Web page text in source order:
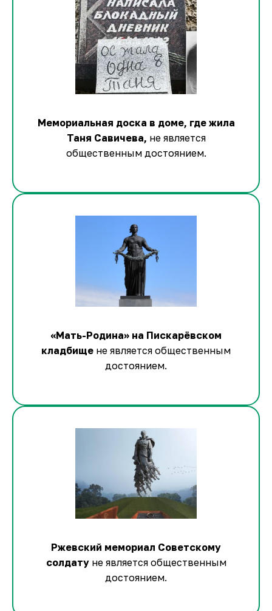
Мемориальная доска в доме, где жила
Таня Савичева, не является
общественным достоянием.
«Мать-Родина» на Пискарёвском
кладбище не является общественным
достоянием.
Ржевский мемориал Советскому
солдатуне является общественным
достоянием.